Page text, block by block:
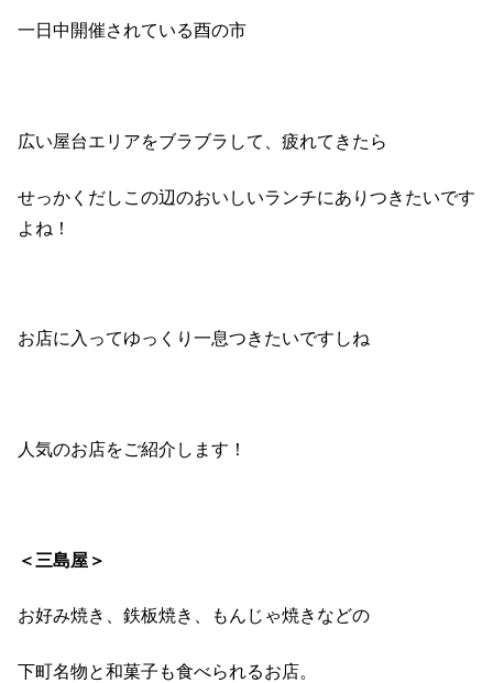
一日中開催されている酉の市
広い屋台エリアをブラブラして、疲れてきたら
せっかくだしこの辺のおいしいランチにありつきたいです
よね！
お店に入ってゆっくり一息つきたいですしね
人気のお店をご紹介します！
＜三島屋＞
お好み焼き、鉄板焼き、もんじゃ焼きなどの
下町名物と和菓子も食べられるお店。